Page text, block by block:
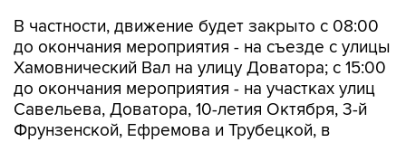
В частности, движение будет закрыто с 08:00
до окончания мероприятия - на съезде с улицы
Хамовнический Вал на улицу Доватора; с 15:00
до окончания мероприятия - на участках улиц
Савельева, Доватора, 10-летия Октября, 3-й
Фрунзенской, Ефремова и Трубецкой, в